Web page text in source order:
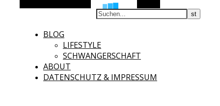
BLOG
LIFESTYLE
SCHWANGERSCHAFT
ABOUT
DATENSCHUTZ & IMPRESSUM